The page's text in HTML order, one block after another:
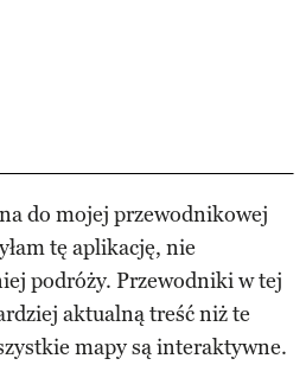
do mojej przewodnikowej
tę aplikację, nie
podróży. Przewodniki w tej
aktualną treść niż te
mapy są interaktywne.